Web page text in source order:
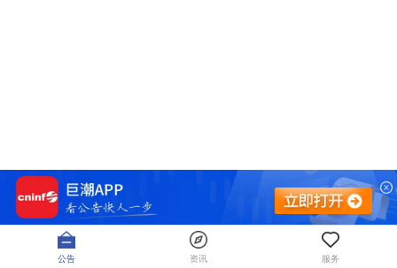
公告 资讯 服务